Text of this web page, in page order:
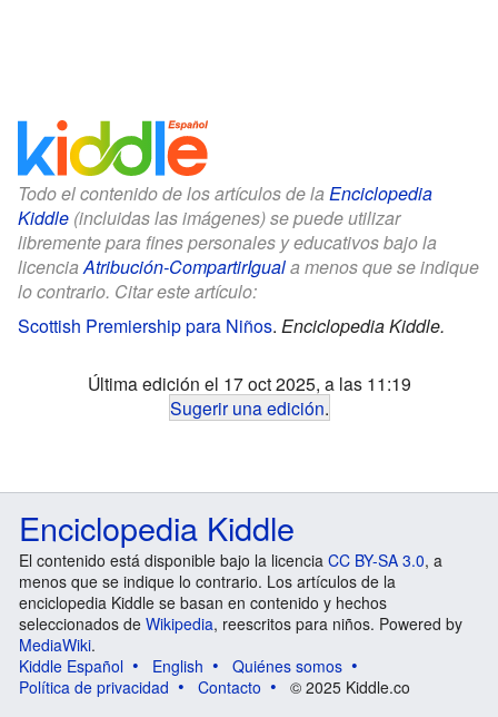
Todo el contenido de los artículos de la Enciclopedia
Kiddle (incluidas las imágenes) se puede utilizar
libremente para fines personales y educativos bajo la
licenciaAtribución-CompartirIguala menos que se indique
lo contrario. Citar este artículo:
Scottish Premiership para Niños. Enciclopedia Kiddle.
Última edición el 17 oct 2025, a las 11:19
Sugerir una edición.
Enciclopedia Kiddle
El contenido está disponible bajo la licencia CC BY-SA 3.0, a
menos que se indique lo contrario. Los artículos de la
enciclopedia Kiddle se basan en contenido y hechos
seleccionados de Wikipedia, reescritos para niños. Powered by
MediaWiki.
Kiddle Español
English
Quiénes somos
Política de privacidad
Contacto © 2025 Kiddle.co